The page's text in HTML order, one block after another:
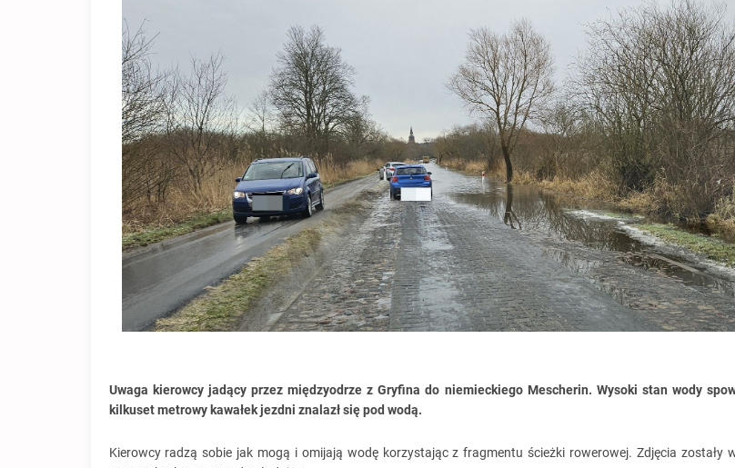
Uwaga kierowcy jadący przez międzyodrze z Gryfina do niemieckiego Mescherin. Wysoki stan wody
kilkuset metrowy kawałek jezdni znalazł się pod wodą.
Kierowcy radzą sobie jak mogą i omijają wodę korzystając z fragmentu ścieżki rowerowej. Zdjęcia zostały